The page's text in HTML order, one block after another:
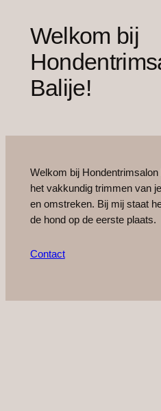
Welkom bij
Balije!
Welkom bij
het vakkundig trimmen van
en omstreken. Bij mij staat
de hond op de eerste plaats.
Contact